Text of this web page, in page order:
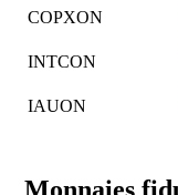
COPXON
INTCON
IAUON